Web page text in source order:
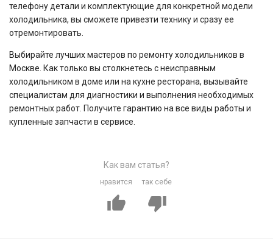
телефону детали и комплектующие для конкретной модели
холодильника, вы сможете привезти технику и сразу ее
отремонтировать.
Выбирайте лучших мастеров по ремонту холодильников в
Москве. Как только вы столкнетесь с неисправным
холодильником в доме или на кухне ресторана, вызывайте
специалистам для диагностики и выполнения необходимых
ремонтных работ. Получите гарантию на все виды работы и
купленные запчасти в сервисе.
Как вам статья?
нравится так себе